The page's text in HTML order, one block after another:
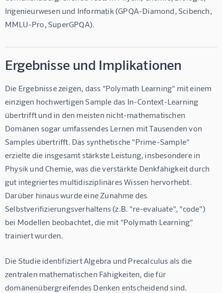
Ingenieurwesen und Informatik (GPQA-Diamond, Scibench,
MMLU-Pro, SuperGPQA).
Ergebnisse und Implikationen
Die Ergebnisse zeigen, dass "Polymath Learning" mit einem
einzigen hochwertigen Sample das In-Context-Learning
übertrifft und in den meisten nicht-mathematischen
Domänen sogar umfassendes Lernen mit Tausenden von
Samples übertrifft. Das synthetische "Prime-Sample"
erzielte die insgesamt stärkste Leistung, insbesondere in
Physik und Chemie, was die verstärkte Denkfähigkeit durch
gut integriertes multidisziplinäres Wissen hervorhebt.
Darüber hinaus wurde eine Zunahme des
Selbstverifizierungsverhaltens (z.B. "re-evaluate", "code")
bei Modellen beobachtet, die mit "Polymath Learning"
trainiert wurden.
Die Studie identifiziert Algebra und Precalculus als die
zentralen mathematischen Fähigkeiten, die für
domänenübergreifendes Denken entscheidend sind.